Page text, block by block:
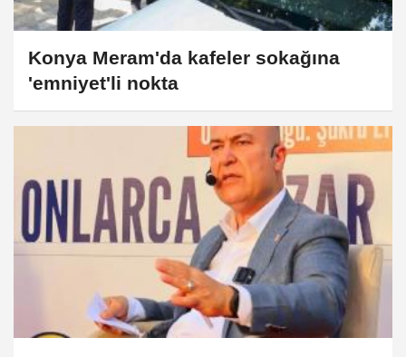
Konya Meram'da kafeler sokağına
'emniyet'li nokta